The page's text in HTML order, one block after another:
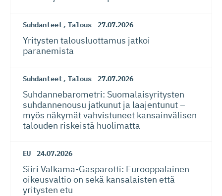
Suhdanteet, Talous 27.07.2026
Yritysten talousluottamus jatkoi
paranemista
Suhdanteet, Talous 27.07.2026
Suhdanneba­ro­metri: Suomalaisy­ri­tysten
suhdannenousu jatkunut ja laajentunut –
myös näkymät vahvistuneet kansainvälisen
talouden riskeistä huolimatta
EU 24.07.2026
Siiri Valkama-Gas­pa­rotti: Eurooppalainen
oikeusvaltio on sekä kansalaisten että
yritysten etu